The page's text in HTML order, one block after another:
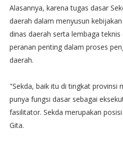
Alasannya, karena tugas dasar
daerah dalam menyusun
dinas daerah serta lembaga teknis
peranan penting dalam proses
daerah.
"Sekda, baik itu di tingkat provinsi
punya fungsi dasar sebagai
fasilitator. Sekda merupakan
Gita.